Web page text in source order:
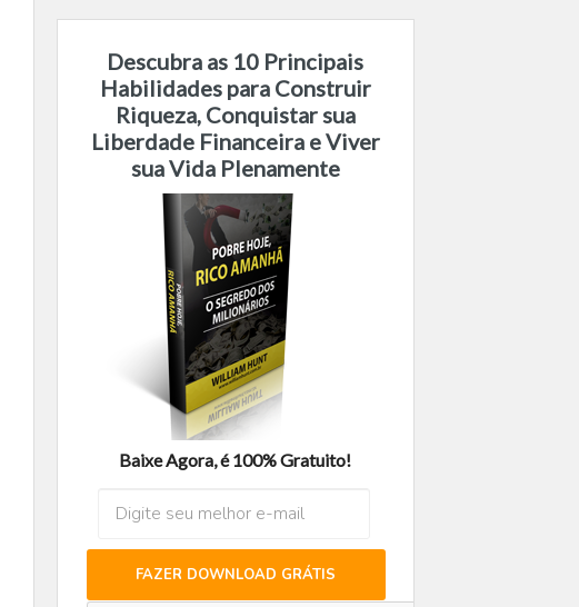
Descubra as 10 Principais
Habilidades para Construir
Riqueza, Conquistar sua
Liberdade Financeira e Viver
sua Vida Plenamente
Baixe Agora, é 100% Gratuito!
FAZER DOWNLOAD GRÁTIS